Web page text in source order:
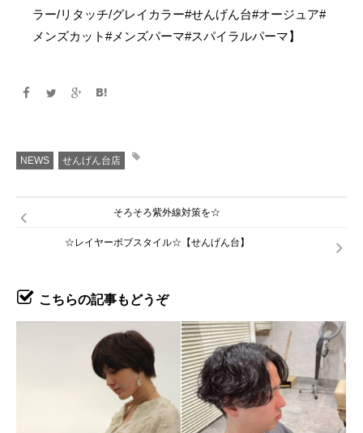
ラー/リタッチ/グレイカラー#せんげん台#オージュア#
メンズカット#メンズパーマ#スパイラルパーマ】
NEWS せんげん台店
そろそろ紫外線対策を☆
☆レイヤーボブスタイル☆【せんげん台】
こちらの記事もどうぞ